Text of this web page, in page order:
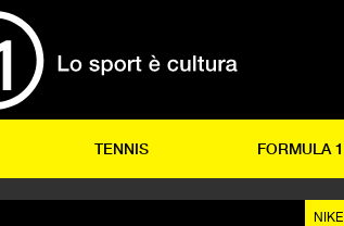
TENNIS FORMULA 1
NIKE